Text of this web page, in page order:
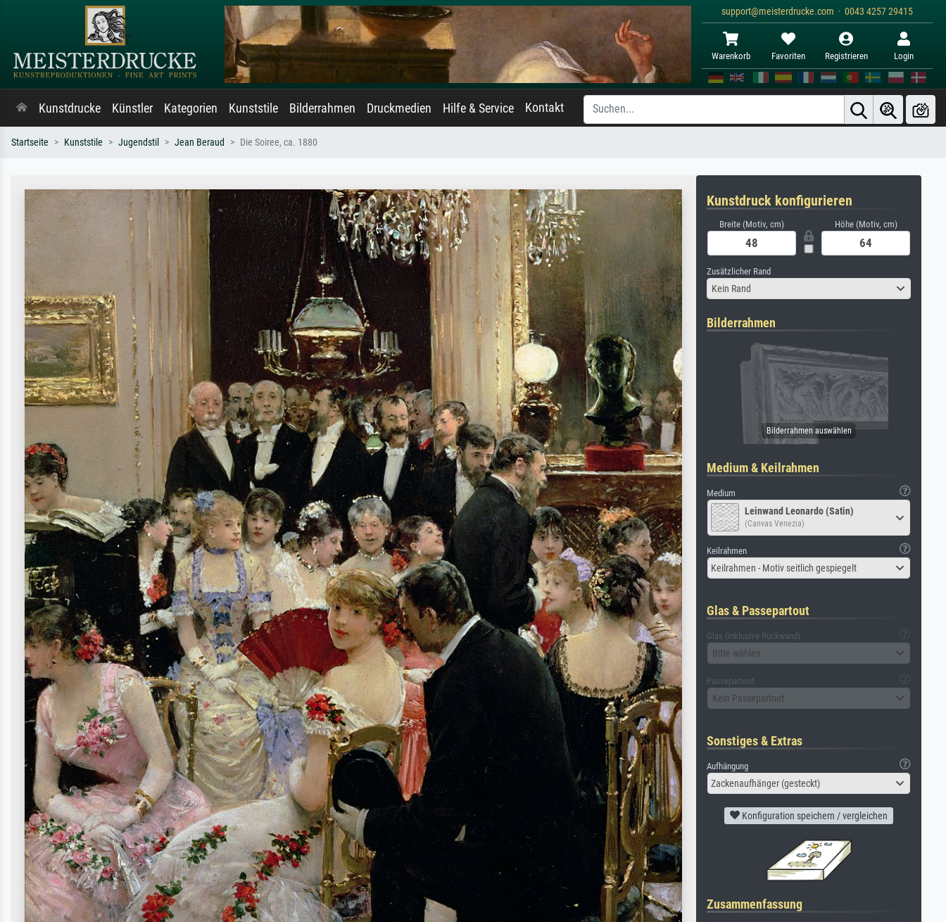
support@meisterdrucke.com · 0043 4257 29415
Warenkorb Favoriten Registrieren Login
Kunstdrucke Künstler Kategorien Kunststile Bilderrahmen Druckmedien Hilfe & Service Kontakt
Startseite Kunststile Jugendstil Jean Beraud Die Soiree, ca. 1880
Kunstdruck konfigurieren
Breite (Motiv, cm) Höhe (Motiv, cm)
Zusätzlicher Rand
Kein Rand
Bilderrahmen
Medium & Keilrahmen
Medium
Leinwand Leonardo (Satin)
(Canvas Venezia)
Keilrahmen
Keilrahmen - Motiv seitlich gespiegelt
Glas & Passepartout
Glas (inklusive Rückwand)
Bitte wählen
Passepartout
Kein Passepartout
Sonstiges & Extras
Aufhängung
Zackenaufhänger (gesteckt)
Konfiguration speichern / vergleichen
Zusammenfassung